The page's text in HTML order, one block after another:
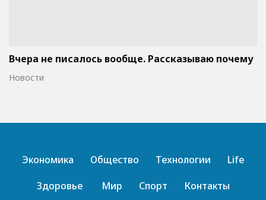
Вчера не писалось вообще. Рассказываю почему
Новости
Экономика Общество Технологии
Life
Здоровье
Мир Спорт Контакты